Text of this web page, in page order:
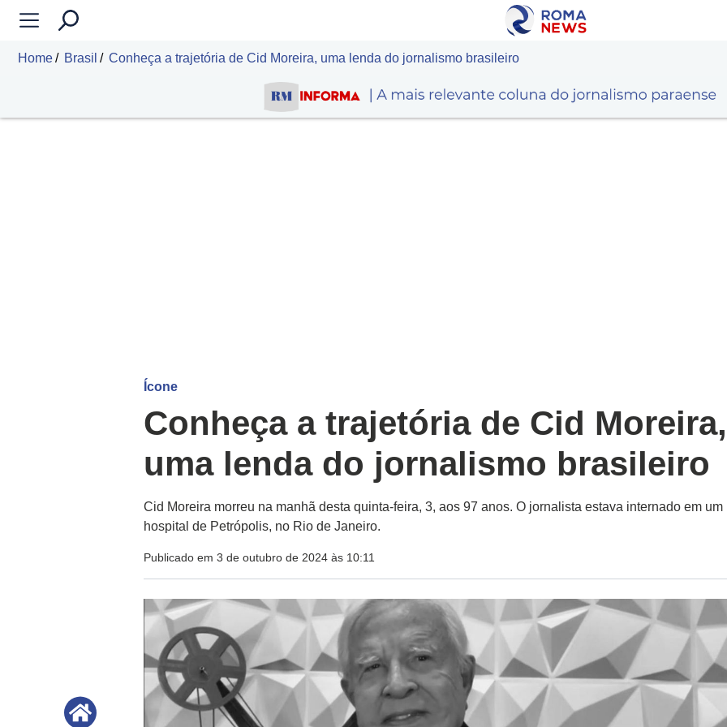
Home Brasil Conheça a trajetória de Cid Moreira, uma lenda do jornalismo brasileiro
Ícone
Conheça a trajetória de Cid Moreira,
uma lenda do jornalismo brasileiro
Cid Moreira morreu na manhã desta quinta-feira, 3, aos 97 anos. O jornalista estava internado em um
hospital de Petrópolis, no Rio de Janeiro.
Publicado em 3 de outubro de 2024 às 10:11